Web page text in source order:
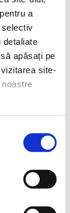
a
detaliate
apăsați pe
site-